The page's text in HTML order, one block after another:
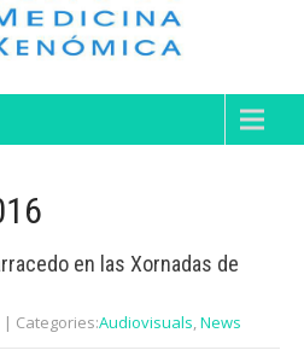
en las Xornadas de
| Categories:Audiovisuals,News